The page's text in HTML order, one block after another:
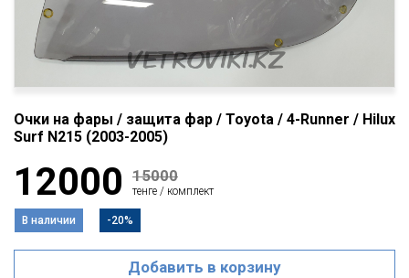
Очки на фары / защита фар / Toyota / 4-Runner / Hilux
Surf N215 (2003-2005)
12000 15000
тенге / комплект
В наличии -20%
Добавить в корзину